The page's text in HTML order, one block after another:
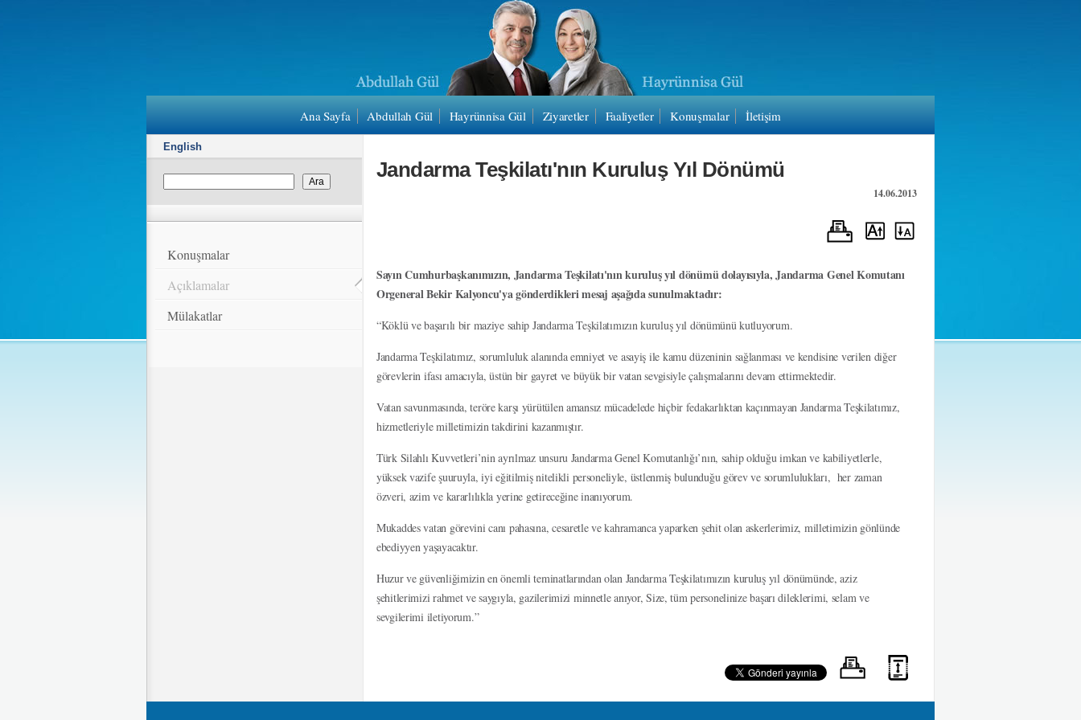
Ana Sayfa Abdullah Gül Hayrünnisa Gül Ziyaretler Faaliyetler Konuşmalar İletişim
English
Konuşmalar
Açıklamalar
Mülakatlar
Jandarma Teşkilatı'nın Kuruluş Yıl Dönümü
14.06.2013
Sayın Cumhurbaşkanımızın, Jandarma Teşkilatı'nın kuruluş yıl dönümü dolayısıyla, Jandarma Genel Komutanı
Orgeneral Bekir Kalyoncu'ya gönderdikleri mesaj aşağıda sunulmaktadır:
“Köklü ve başarılı bir maziye sahip Jandarma Teşkilatımızın kuruluş yıl dönümünü kutluyorum.
Jandarma Teşkilatımız, sorumluluk alanında emniyet ve asayiş ile kamu düzeninin sağlanması ve kendisine verilen diğer
görevlerin ifası amacıyla, üstün bir gayret ve büyük bir vatan sevgisiyle çalışmalarını devam ettirmektedir.
Vatan savunmasında, teröre karşı yürütülen amansız mücadelede hiçbir fedakarlıktan kaçınmayan Jandarma Teşkilatımız,
hizmetleriyle milletimizin takdirini kazanmıştır.
Türk Silahlı Kuvvetleri’nin ayrılmaz unsuru Jandarma Genel Komutanlığı’nın, sahip olduğu imkan ve kabiliyetlerle,
yüksek vazife şuuruyla, iyi eğitilmiş nitelikli personeliyle, üstlenmiş bulunduğu görev ve sorumlulukları, her zaman
özveri, azim ve kararlılıkla yerine getireceğine inanıyorum.
Mukaddes vatan görevini canı pahasına, cesaretle ve kahramanca yaparken şehit olan askerlerimiz, milletimizin gönlünde
ebediyyen yaşayacaktır.
Huzur ve güvenliğimizin en önemli teminatlarından olan Jandarma Teşkilatımızın kuruluş yıl dönümünde, aziz
şehitlerimizi rahmet ve saygıyla, gazilerimizi minnetle anıyor, Size, tüm personelinize başarı dileklerimi, selam ve
sevgilerimi iletiyorum.”